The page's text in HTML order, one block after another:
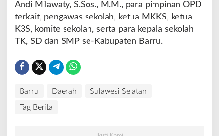
Andi Milawaty, S.Sos., M.M., para pimpinan OPD
terkait, pengawas sekolah, ketua MKKS, ketua
K3S, komite sekolah, serta para kepala sekolah
TK, SD dan SMP se-Kabupaten Barru.
Barru Daerah Sulawesi Selatan
Tag Berita